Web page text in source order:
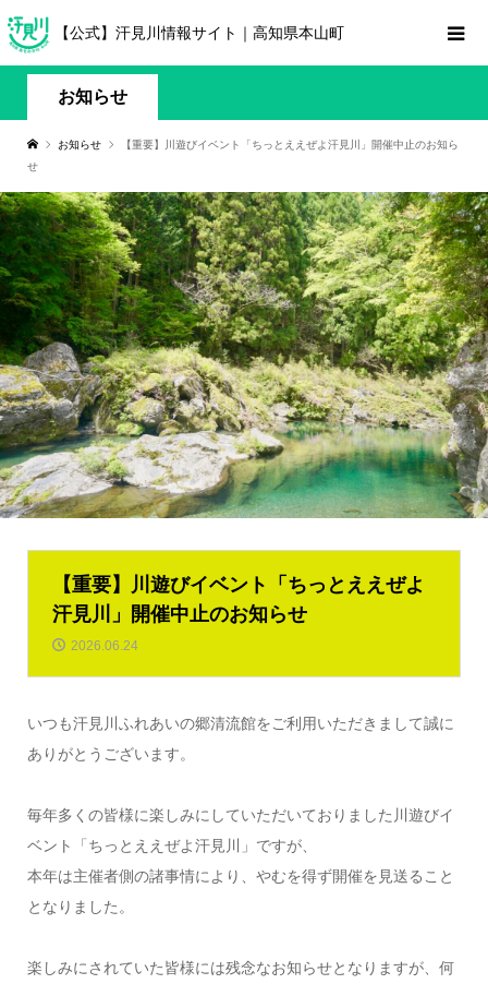
【公式】汗見川情報サイト｜高知県本山町
お知らせ
お知らせ
【重要】川遊びイベント「ちっとええぜよ汗見川」開催中止のお知ら
せ
【重要】川遊びイベント「ちっとええぜよ
汗見川」開催中止のお知らせ
2026.06.24
いつも汗見川ふれあいの郷清流館をご利用いただきまして誠に
ありがとうございます。
毎年多くの皆様に楽しみにしていただいておりました川遊びイ
ベント「ちっとええぜよ汗見川」ですが、
本年は主催者側の諸事情により、やむを得ず開催を見送ること
となりました。
楽しみにされていた皆様には残念なお知らせとなりますが、何